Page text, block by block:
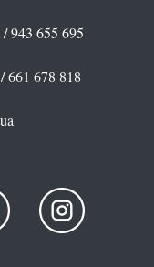
/ 943 655 695
661 678 818